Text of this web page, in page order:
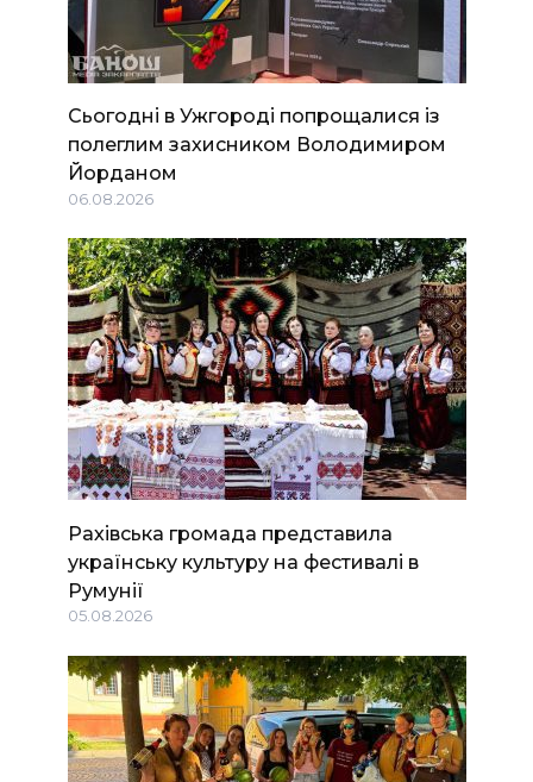
Сьогодні в Ужгороді попрощалися із
полеглим захисником Володимиром
Йорданом
06.08.2026
Рахівська громада представила
українську культуру на фестивалі в
Румунії
05.08.2026